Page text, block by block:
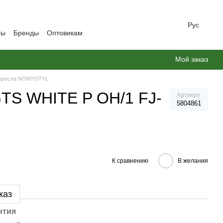
Бренды
Оптовикам
Рус
Мой заказ
NOWYSTYL
WHITE P OH/1 FJ-
Артикул
5804861
К сравнению В желания